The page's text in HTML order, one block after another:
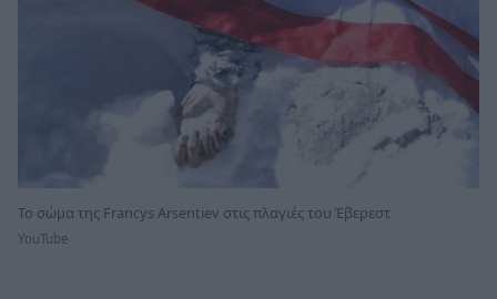
Το σώμα της Francys Arsentiev στις πλαγιές του Έβερεστ
YouTube